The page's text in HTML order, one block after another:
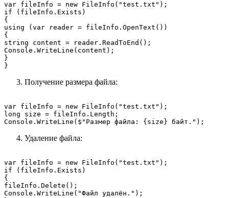
var fileInfo = new FileInfo("test.txt");
if (fileInfo.Exists)
{
using (var reader = fileInfo.OpenText())
{
string content = reader.ReadToEnd();
Console.WriteLine(content);
}
Получение размера файла:
var fileInfo = new FileInfo("test.txt");
long size = fileInfo.Length;
Удаление файла:
var fileInfo = new FileInfo("test.txt");
if (fileInfo.Exists)
{
fileInfo.Delete();
Console.WriteLine("Файл удалён.");